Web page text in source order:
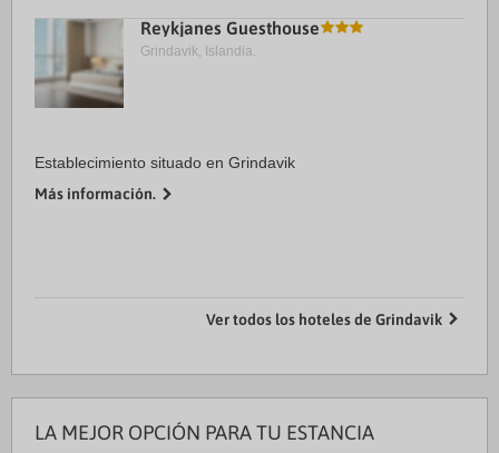
Reykjanes Guesthouse
Grindavik, Islandia.
Establecimiento situado en Grindavik
Más información.
Ver todos los hoteles de Grindavik
LA MEJOR OPCIÓN PARA TU ESTANCIA